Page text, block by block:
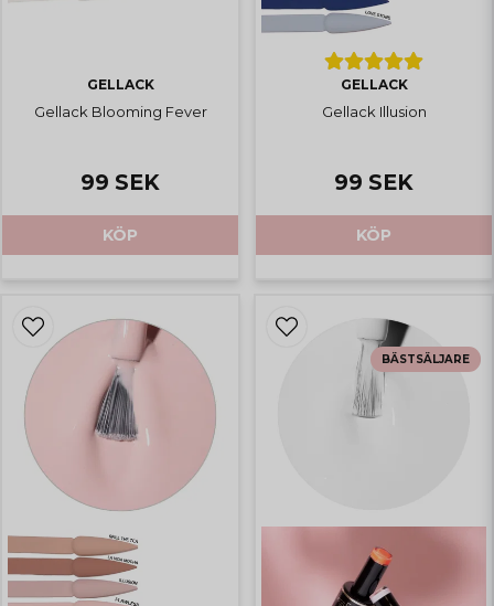
GELLACK
Gellack Blooming Fever
99 SEK
KÖP
GELLACK
Gellack Illusion
99 SEK
KÖP
BÄSTSÄLJARE